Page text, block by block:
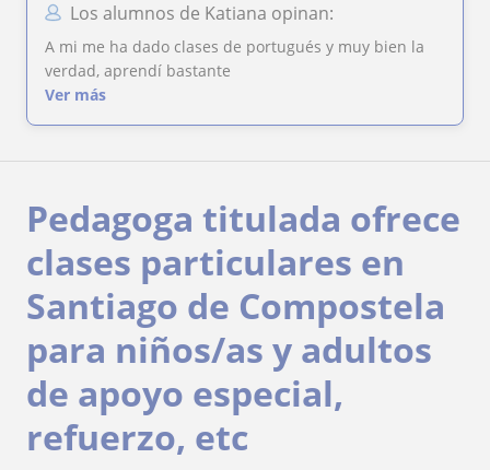
Los alumnos de Katiana opinan:
A mi me ha dado clases de portugués y muy bien la
verdad, aprendí bastante
Ver más
Pedagoga titulada ofrece
clases particulares en
Santiago de Compostela
para niños/as y adultos
de apoyo especial,
refuerzo, etc